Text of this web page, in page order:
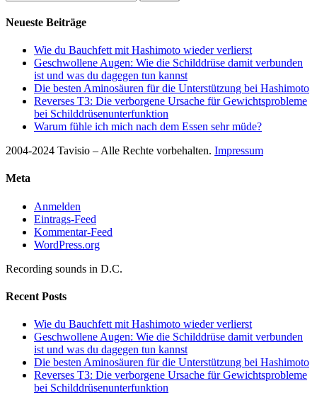
Neueste Beiträge
Wie du Bauchfett mit Hashimoto wieder verlierst
Geschwollene Augen: Wie die Schilddrüse damit verbunden
ist und was du dagegen tun kannst
Die besten Aminosäuren für die Unterstützung bei Hashimoto
Reverses T3: Die verborgene Ursache für Gewichtsprobleme
bei Schilddrüsenunterfunktion
Warum fühle ich mich nach dem Essen sehr müde?
2004-2024 Tavisio – Alle Rechte vorbehalten. Impressum
Meta
Anmelden
Eintrags-Feed
Kommentar-Feed
WordPress.org
Recording sounds in D.C.
Recent Posts
Wie du Bauchfett mit Hashimoto wieder verlierst
Geschwollene Augen: Wie die Schilddrüse damit verbunden
ist und was du dagegen tun kannst
Die besten Aminosäuren für die Unterstützung bei Hashimoto
Reverses T3: Die verborgene Ursache für Gewichtsprobleme
bei Schilddrüsenunterfunktion